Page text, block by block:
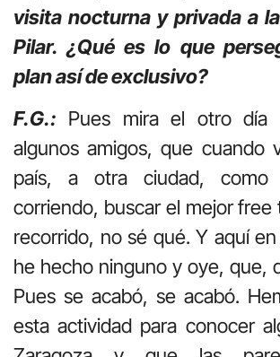
visita nocturna y privada a
Pilar. ¿Qué es lo que
plan así de exclusivo?
F.G.: Pues mira el otro día
algunos amigos, que cuando
país, a otra ciudad, como
corriendo, buscar el mejor free
recorrido, no sé qué. Y aquí
he hecho ninguno y oye, que,
Pues se acabó, se acabó.
esta actividad para conocer